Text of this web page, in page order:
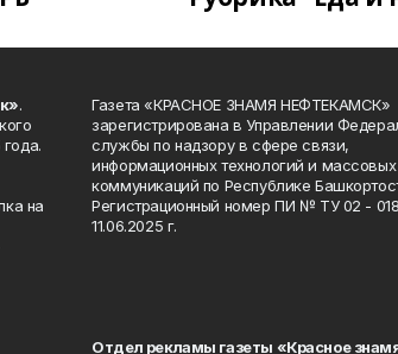
.
на
Газета «КРАСНОЕ ЗНАМЯ НЕФТЕКАМСК»
зарегистрирована в Управлении
службы по надзору в сфере связи,
информационных технологий и массовых
коммуникаций по Республике
Регистрационный номер ПИ № ТУ 02 -
11.06.2025 г.
Отдел рекламы газеты «Красное